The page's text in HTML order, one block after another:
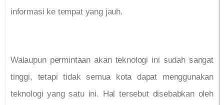
informasi ke tempat yang jauh.
Walaupun permintaan akan teknologi ini sudah sangat
tinggi, tetapi tidak semua kota dapat menggunakan
teknologi yang satu ini. Hal tersebut disebabkan oleh